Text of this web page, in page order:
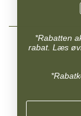
*Rabatten
rabat. Læs